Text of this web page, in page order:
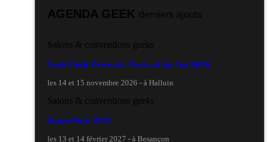
AGENDA GEEK derniers ajouts
Salons & conventions geeks
Ludi Geek Festival - Festival du Jeu 2026
les 14 et 15 novembre 2026 - à Halluin
Salons & conventions geeks
KamoPolis 2027
les 13 et 14 février 2027 - à Besançon